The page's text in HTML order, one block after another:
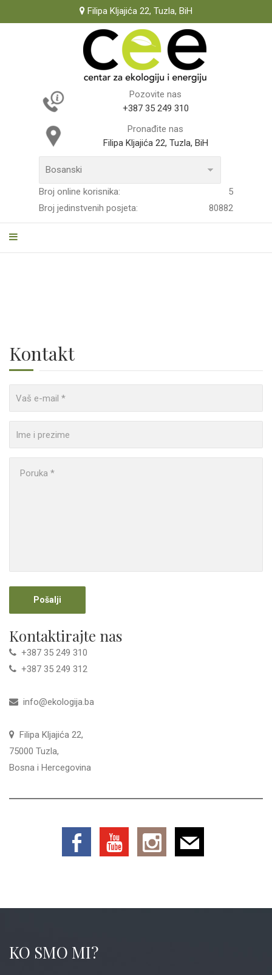
Filipa Kljajića 22, Tuzla, BiH
Pozovite nas
+387 35 249 310
Pronađite nas
Filipa Kljajića 22, Tuzla, BiH
Broj online korisnika:
5
Broj jedinstvenih posjeta:
80882
Kontakt
Kontaktirajte nas
+387 35 249 310
+387 35 249 312
info@ekologija.ba
Filipa Kljajića 22,
75000 Tuzla,
Bosna i Hercegovina
KO SMO MI?